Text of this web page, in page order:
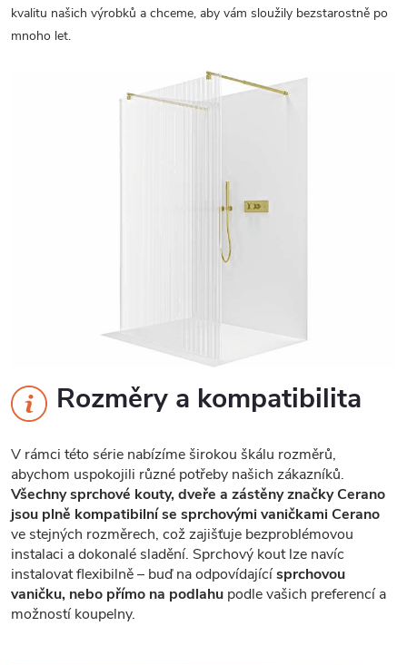
kvalitu našich výrobků a chceme, aby vám sloužily bezstarostně po
mnoho let.
Rozměry a kompatibilita
V rámci této série nabízíme širokou škálu rozměrů,
abychom uspokojili různé potřeby našich zákazníků.
Všechny sprchové kouty, dveře a zástěny značky Cerano
jsou plně kompatibilní se sprchovými vaničkami Cerano
ve stejných rozměrech, což zajišťuje bezproblémovou
instalaci a dokonalé sladění. Sprchový kout lze navíc
instalovat flexibilně – buď na odpovídajícísprchovou
vaničku, nebo přímo na podlahu podle vašich preferencí a
možností koupelny.